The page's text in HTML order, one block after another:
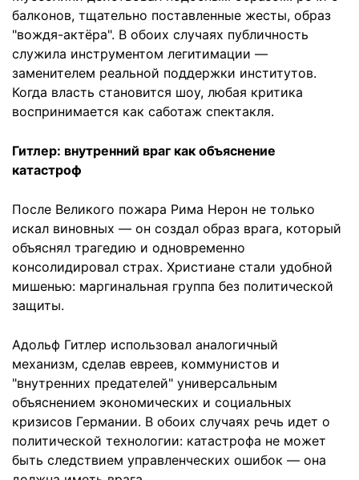
балконов, тщательно поставленные жесты, образ
"вождя-актёра". В обоих случаях публичность
служила инструментом легитимации —
заменителем реальной поддержки институтов.
Когда власть становится шоу, любая критика
воспринимается как саботаж спектакля.
Гитлер: внутренний враг как объяснение
катастроф
После Великого пожара Рима Нерон не только
искал виновных — он создал образ врага, который
объяснял трагедию и одновременно
консолидировал страх. Христиане стали удобной
мишенью: маргинальная группа без политической
защиты.
Адольф Гитлер использовал аналогичный
механизм, сделав евреев, коммунистов и
"внутренних предателей" универсальным
объяснением экономических и социальных
кризисов Германии. В обоих случаях речь идет о
политической технологии: катастрофа не может
быть следствием управленческих ошибок — она